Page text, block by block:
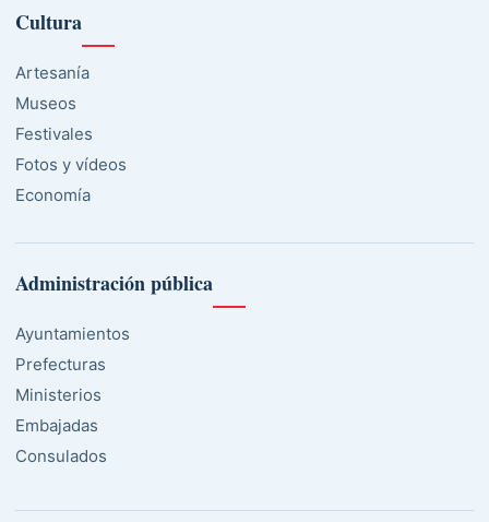
Cultura
Artesanía
Museos
Festivales
Fotos y vídeos
Economía
Administración pública
Ayuntamientos
Prefecturas
Ministerios
Embajadas
Consulados